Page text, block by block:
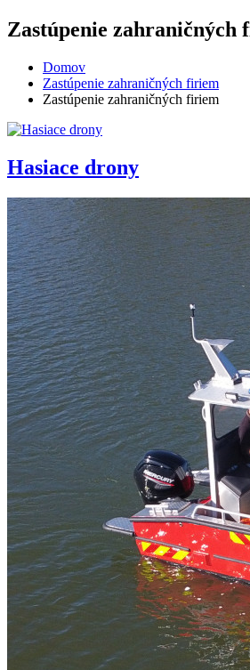
Zastúpenie zahraničných
Domov
Zastúpenie zahraničných firiem
Zastúpenie zahraničných firiem
Hasiace drony